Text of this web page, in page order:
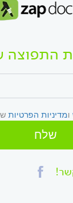
התפוצה
ומדיניות הפרטיות
שלח